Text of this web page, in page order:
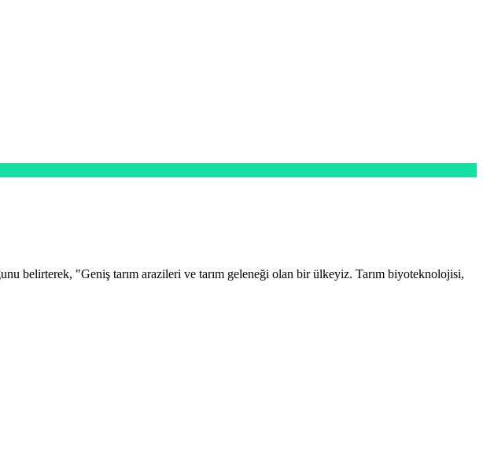
belirterek, "Geniş tarım arazileri ve tarım geleneği olan bir ülkeyiz. Tarım biyoteknolojisi,